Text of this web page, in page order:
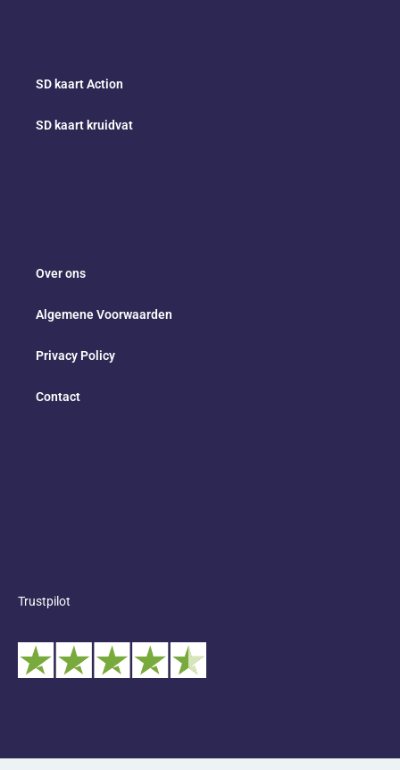
SD kaart Action
SD kaart kruidvat
Over ons
Algemene Voorwaarden
Privacy Policy
Contact
Trustpilot